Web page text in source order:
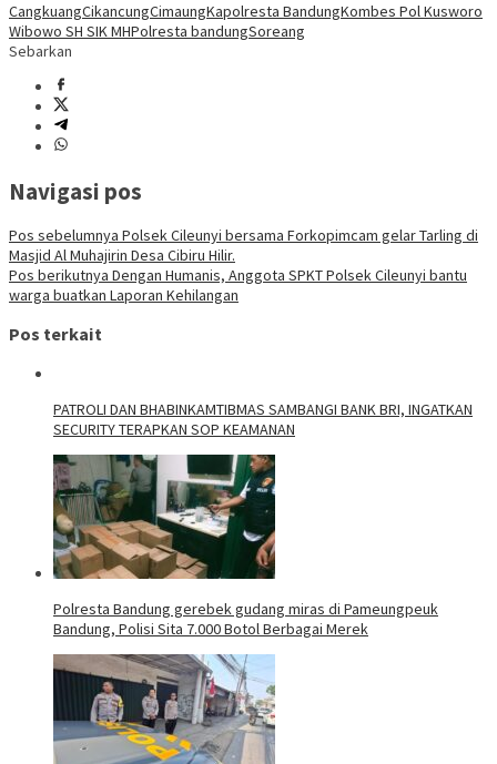
CangkuangCikancungCimaungKapolresta BandungKombes Pol Kusworo
Wibowo SH SIK MHPolresta bandungSoreang
Sebarkan
Navigasi pos
Pos sebelumnya Polsek Cileunyi bersama Forkopimcam gelar Tarling di
Masjid Al Muhajirin Desa Cibiru Hilir.
Pos berikutnya Dengan Humanis, Anggota SPKT Polsek Cileunyi bantu
warga buatkan Laporan Kehilangan
Pos terkait
‎PATROLI DAN BHABINKAMTIBMAS SAMBANGI BANK BRI, INGATKAN
SECURITY TERAPKAN SOP KEAMANAN
Polresta Bandung gerebek gudang miras di Pameungpeuk
Bandung, Polisi Sita 7.000 Botol Berbagai Merek